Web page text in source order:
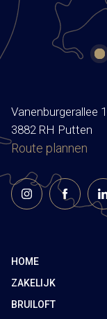
Vanenburgerallee
3882 RH Putten
Route plannen
HOME
ZAKELIJK
BRUILOFT